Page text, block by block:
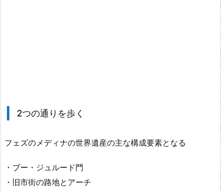
2つの通りを歩く
フェズのメディナの世界遺産の主な構成要素となる
・ブー・ジュルード門
・旧市街の路地とアーチ